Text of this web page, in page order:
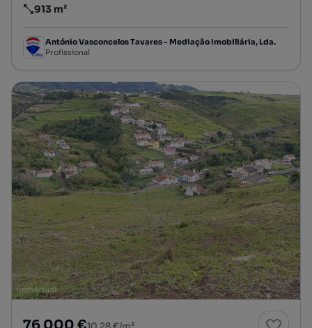
Preço por metro quadrado
913 m²
António Vasconcelos Tavares - Mediação Imobiliária, Lda.
Profissional